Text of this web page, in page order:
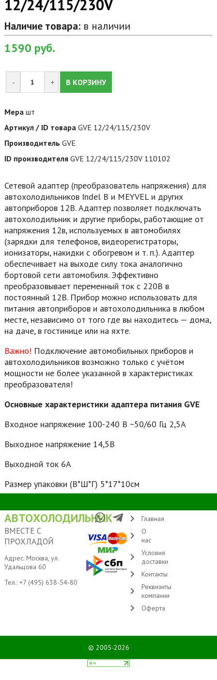
12/24/115/230V
Наличие товара:в наличии
1590 руб.
- + В КОРЗИНУ
Мера шт
Артикул / ID товара GVE 12/24/115/230V
Производитель GVE
ID производителя GVE 12/24/115/230V 110102
Сетевой адаптер (преобразователь напряжения) для
автохолодильников Indel B и MEYVEL и других
автоприборов 12В. Адаптер позволяет подключать
автохолодильник и другие приборы, работающие от
напряжения 12в, используемых в автомобилях
(зарядки для телефонов, видеорегистраторы,
ионизаторы, накидки с обогревом и т. п.). Адаптер
обеспечивает на выходе силу тока аналогично
бортовой сети автомобиля. Эффективно
преобразовывает переменный ток с 220В в
постоянный 12В. Прибор можно использовать для
питания автоприборов и автохолодильника в любом
месте, независимо от того где вы находитесь — дома,
на даче, в гостинице или на яхте.
Важно! Подключение автомобильных приборов и
автохолодильников возможно только с учётом
мощности не более указанной в характеристиках
преобразователя!
Основные характеристики адаптера питания GVE
Входное напряжение 100-240 В ~50/60 Гц 2,5А
Выходное напряжение 14,5В
Выходной ток 6А
Размер упаковки (В*Ш*Г) 5*17*10см
АВТОХОЛОДИЛЬНИК
ВМЕСТЕ С
ПРОХЛАДОЙ
Адрес: Москва, ул.
Удальцова 60
Тел.: +7 (495) 638-54-80
Главная
О
нас
Условия
доставки
Контакты
Реквизиты
компании
Оферта
© 2005-2026